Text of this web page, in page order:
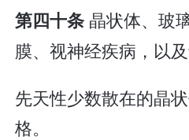
第四十条 晶状体、玻
膜、视神经疾病，以
先天性少数散在的晶
格。